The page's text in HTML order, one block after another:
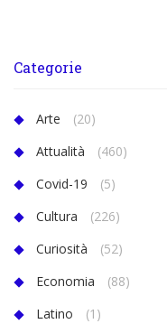
Categorie
Arte
(20)
Attualità
(460)
Covid-19
(5)
Cultura
(226)
Curiosità
(52)
Economia
(88)
Latino
(1)